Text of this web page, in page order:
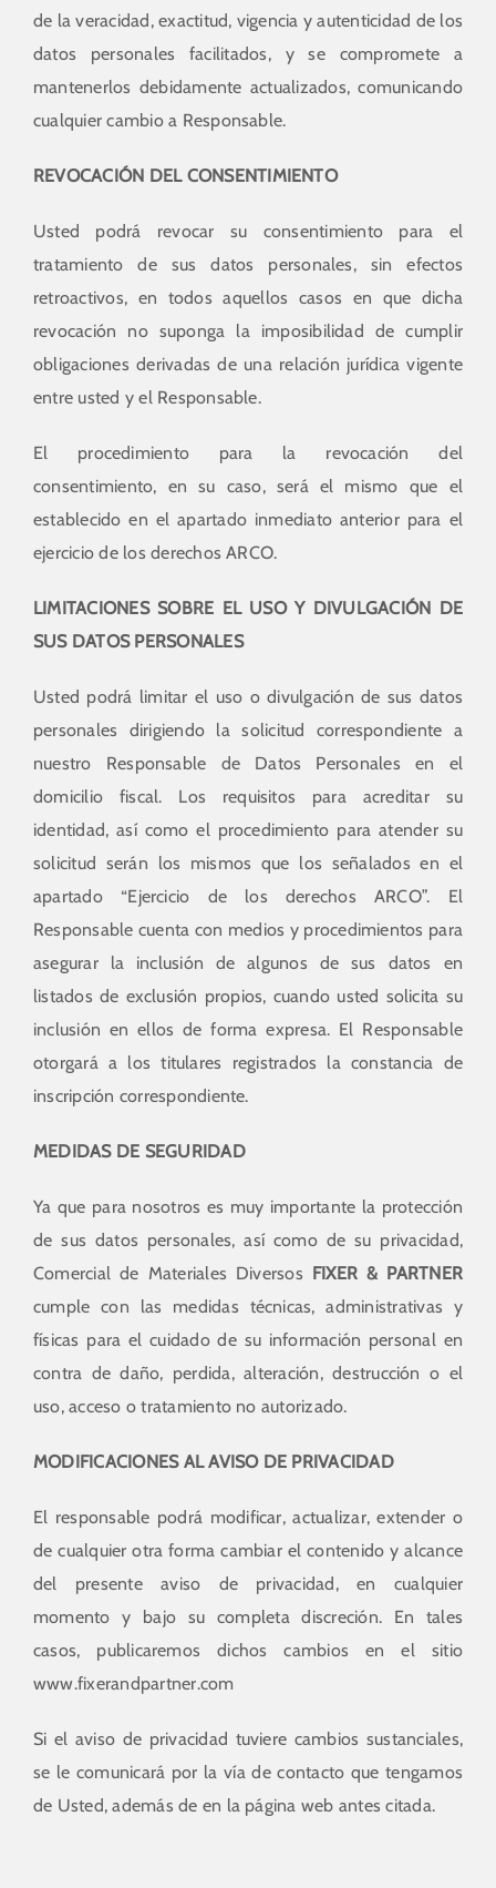
de la veracidad, exactitud, vigencia y autenticidad de los
datos personales facilitados, y se compromete a
mantenerlos debidamente actualizados, comunicando
cualquier cambio a Responsable.
REVOCACIÓN DEL CONSENTIMIENTO
Usted podrá revocar su consentimiento para el
tratamiento de sus datos personales, sin efectos
retroactivos, en todos aquellos casos en que dicha
revocación no suponga la imposibilidad de cumplir
obligaciones derivadas de una relación jurídica vigente
entre usted y el Responsable.
El procedimiento para la revocación del
consentimiento, en su caso, será el mismo que el
establecido en el apartado inmediato anterior para el
ejercicio de los derechos ARCO.
LIMITACIONES SOBRE EL USO Y DIVULGACIÓN DE
SUS DATOS PERSONALES
Usted podrá limitar el uso o divulgación de sus datos
personales dirigiendo la solicitud correspondiente a
nuestro Responsable de Datos Personales en el
domicilio fiscal. Los requisitos para acreditar su
identidad, así como el procedimiento para atender su
solicitud serán los mismos que los señalados en el
apartado “Ejercicio de los derechos ARCO”. El
Responsable cuenta con medios y procedimientos para
asegurar la inclusión de algunos de sus datos en
listados de exclusión propios, cuando usted solicita su
inclusión en ellos de forma expresa. El Responsable
otorgará a los titulares registrados la constancia de
inscripción correspondiente.
MEDIDAS DE SEGURIDAD
Ya que para nosotros es muy importante la protección
de sus datos personales, así como de su privacidad,
Comercial de Materiales Diversos
FIXER & PARTNER
cumple con las medidas técnicas, administrativas y
físicas para el cuidado de su información personal en
contra de daño, perdida, alteración, destrucción o el
uso, acceso o tratamiento no autorizado.
MODIFICACIONES AL AVISO DE PRIVACIDAD
El responsable podrá modificar, actualizar, extender o
de cualquier otra forma cambiar el contenido y alcance
del presente aviso de privacidad, en cualquier
momento y bajo su completa discreción. En tales
casos, publicaremos dichos cambios en el sitio
www.fixerandpartner.com
Si el aviso de privacidad tuviere cambios sustanciales,
se le comunicará por la vía de contacto que tengamos
de Usted, además de en la página web antes citada.